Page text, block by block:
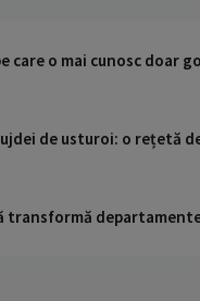
care o mai cunosc doar
de usturoi: o rețetă